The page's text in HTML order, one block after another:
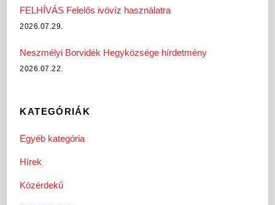
FELHÍVÁS Felelős ivóvíz használatra
2026.07.29.
Neszmélyi Borvidék Hegyközsége hírdetmény
2026.07.22.
KATEGÓRIÁK
Egyéb kategória
Hírek
Közérdekű